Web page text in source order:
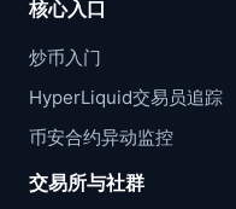
核心入口
炒币入门
HyperLiquid交易员追踪
币安合约异动监控
交易所与社群